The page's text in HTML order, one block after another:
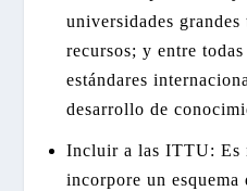
universidades
recursos; y entre
estándares
desarrollo de
Incluir a las ITTU: Es
incorpore un